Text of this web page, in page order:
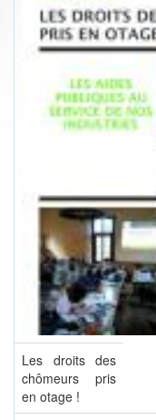
Les droits des
chômeurs pris
en otage !